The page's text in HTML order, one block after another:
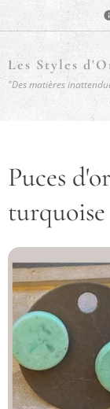
Les Styles
"Des matières
Puces
turquoise